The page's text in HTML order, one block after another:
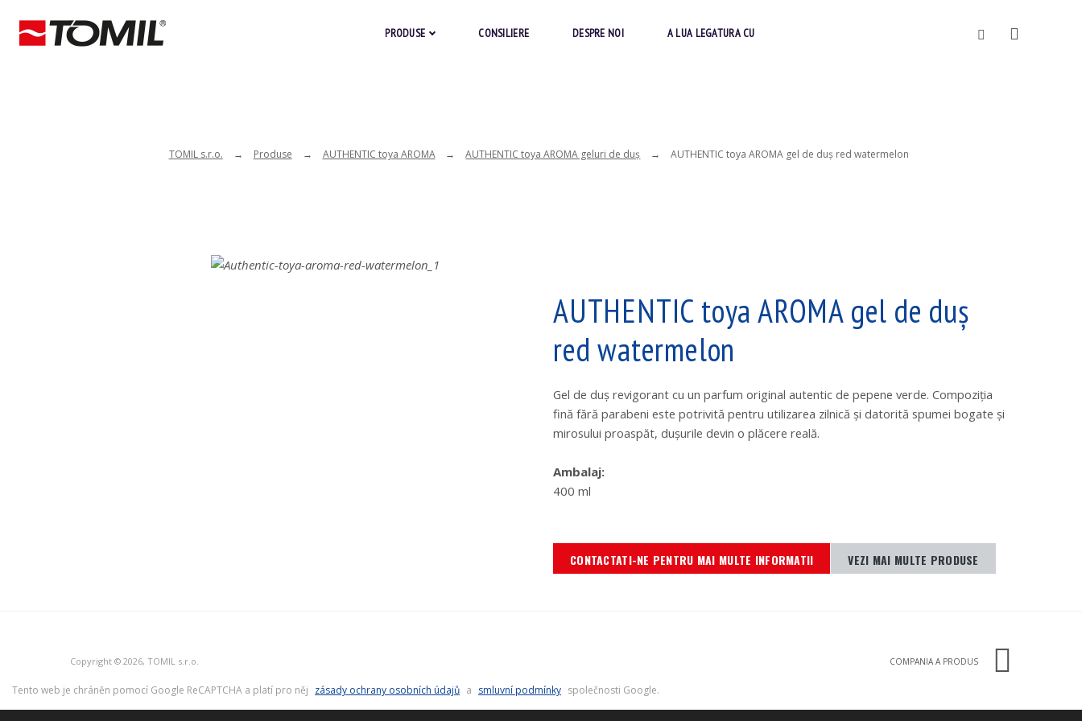
PRODUSE CONSILIERE DESPRE NOI A LUA LEGATURA CU Vyhledávání
TOMIL s.r.o. Produse AUTHENTIC toya AROMA AUTHENTIC toya AROMA geluri de duş AUTHENTIC toya AROMA gel de duş red watermelon
AUTHENTIC toya AROMA gel de duş
red watermelon
Gel de duş revigorant cu un parfum original autentic de pepene verde. Compoziţia
fină fără parabeni este potrivită pentru utilizarea zilnică şi datorită spumei bogate şi
mirosului proaspăt, duşurile devin o plăcere reală.
Ambalaj:
400 ml
CONTACTATI-NE PENTRU MAI MULTE INFORMATII VEZI MAI MULTE PRODUSE
Copyright © 2026, TOMIL s.r.o. COMPANIA A PRODUS
Tento web je chráněn pomocí Google ReCAPTCHA a platí pro něj zásady ochrany osobních údajů a smluvní podmínky společnosti Google.